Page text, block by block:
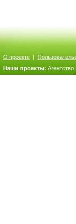
О проекте |
Наши проекты: